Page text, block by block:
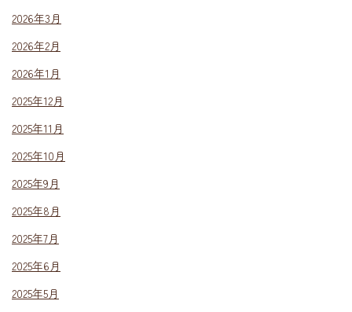
2026年3月
2026年2月
2026年1月
2025年12月
2025年11月
2025年10月
2025年9月
2025年8月
2025年7月
2025年6月
2025年5月